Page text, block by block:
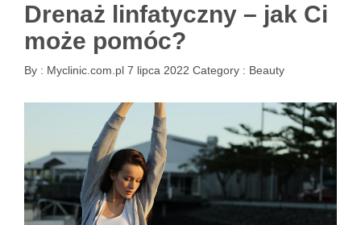
Drenaż linfatyczny – jak Ci
może pomóc?
By : Myclinic.com.pl 7 lipca 2022 Category : Beauty